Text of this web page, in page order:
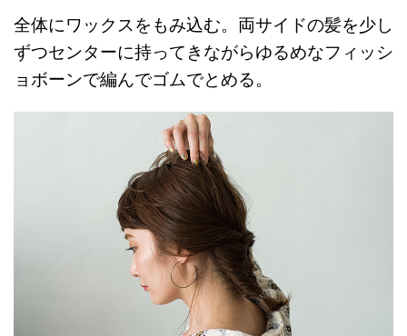
全体にワックスをもみ込む。両サイドの髪を少し
ずつセンターに持ってきながらゆるめなフィッシ
ョボーンで編んでゴムでとめる。